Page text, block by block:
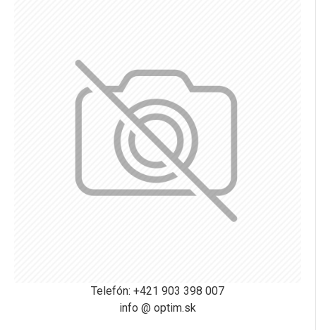
Telefón: +421 903 398 007
info @ optim.sk